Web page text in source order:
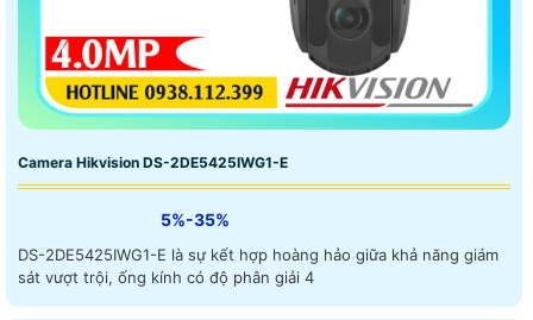
Camera Hikvision DS-2DE5425IWG1-E
5%-35%
DS-2DE5425IWG1-E là sự kết hợp hoàng hảo giữa khả năng giám
sát vượt trội, ống kính có độ phân giải 4